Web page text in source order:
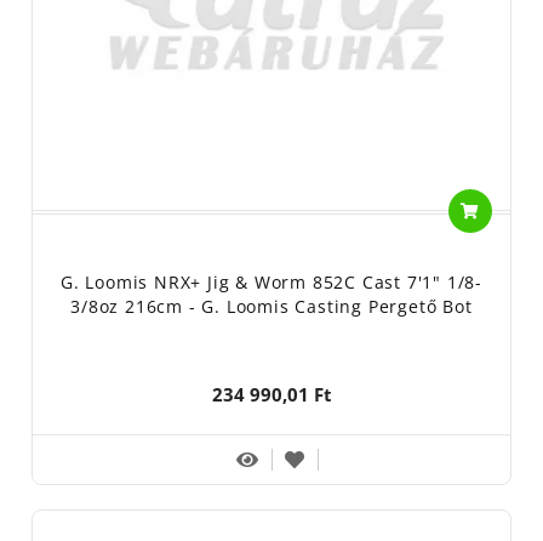
G. Loomis NRX+ Jig & Worm 852C Cast 7'1" 1/8-
3/8oz 216cm - G. Loomis Casting Pergető Bot
234 990,01 Ft